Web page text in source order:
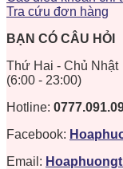
Tra cứu đơn hàng
BẠN CÓ CÂU HỎI
Thứ Hai - Chủ Nhật
(6:00 - 23:00)
Hotline:
Facebook:
Email: